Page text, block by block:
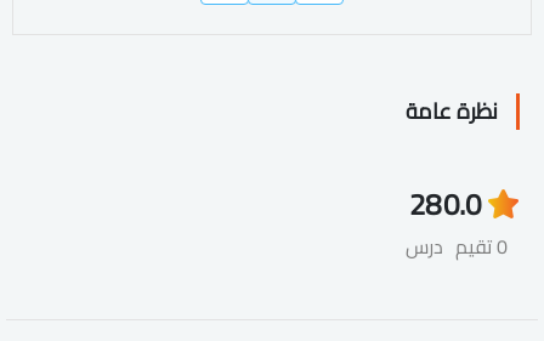
نظرة عامة
0.0
0 تقيم
28
درس